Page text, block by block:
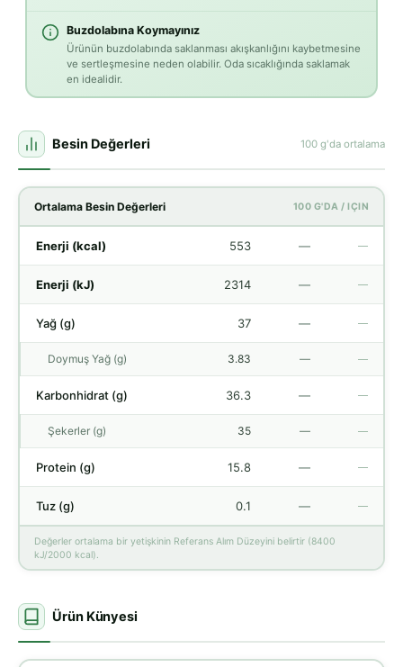
Buzdolabına Koymayınız
Ürünün buzdolabında saklanması akışkanlığını kaybetmesine
ve sertleşmesine neden olabilir. Oda sıcaklığında saklamak
en idealidir.
Besin Değerleri 100 g'da ortalama
Ortalama Besin Değerleri 100 G'DA / IÇIN
Enerji (kcal) 553 — —
Enerji (kJ) 2314 — —
Yağ (g) 37 — —
Doymuş Yağ (g) 3.83 — —
Karbonhidrat (g) 36.3 — —
Şekerler (g) 35 — —
Protein (g) 15.8 — —
Tuz (g) 0.1 — —
Değerler ortalama bir yetişkinin Referans Alım Düzeyini belirtir (8400
kJ/2000 kcal).
Ürün Künyesi